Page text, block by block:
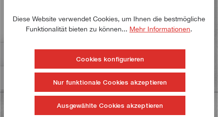
speziallegiertem Stahl gefertigt. Durch ein spezielles
Härteverfahren wird…Mehr
Diese Website verwendet Cookies, um Ihnen die bestmögliche
Funktionalität bieten zu können... Mehr Informationen.
Cookies konfigurieren
Nur funktionale Cookies akzeptieren
Ausgewählte Cookies akzeptieren